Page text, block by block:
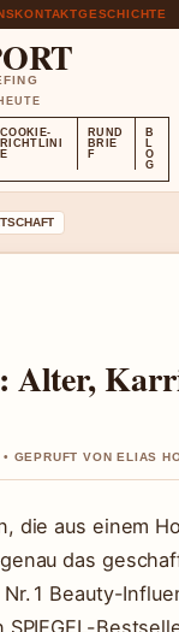
KONTAKTGESCHICHTE
COOKIE-
RICHTLINI
E
RUND
BRIE
F
B
L
O
G
Alter,
GEPRUFT VON ELIAS
die aus einem
das
1 Beauty-